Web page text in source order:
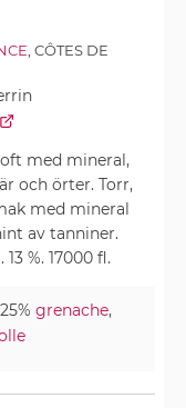
, CÔTES DE
med mineral,
och örter. Torr,
med mineral
av tanniner.
%. 17000 fl.
grenache,